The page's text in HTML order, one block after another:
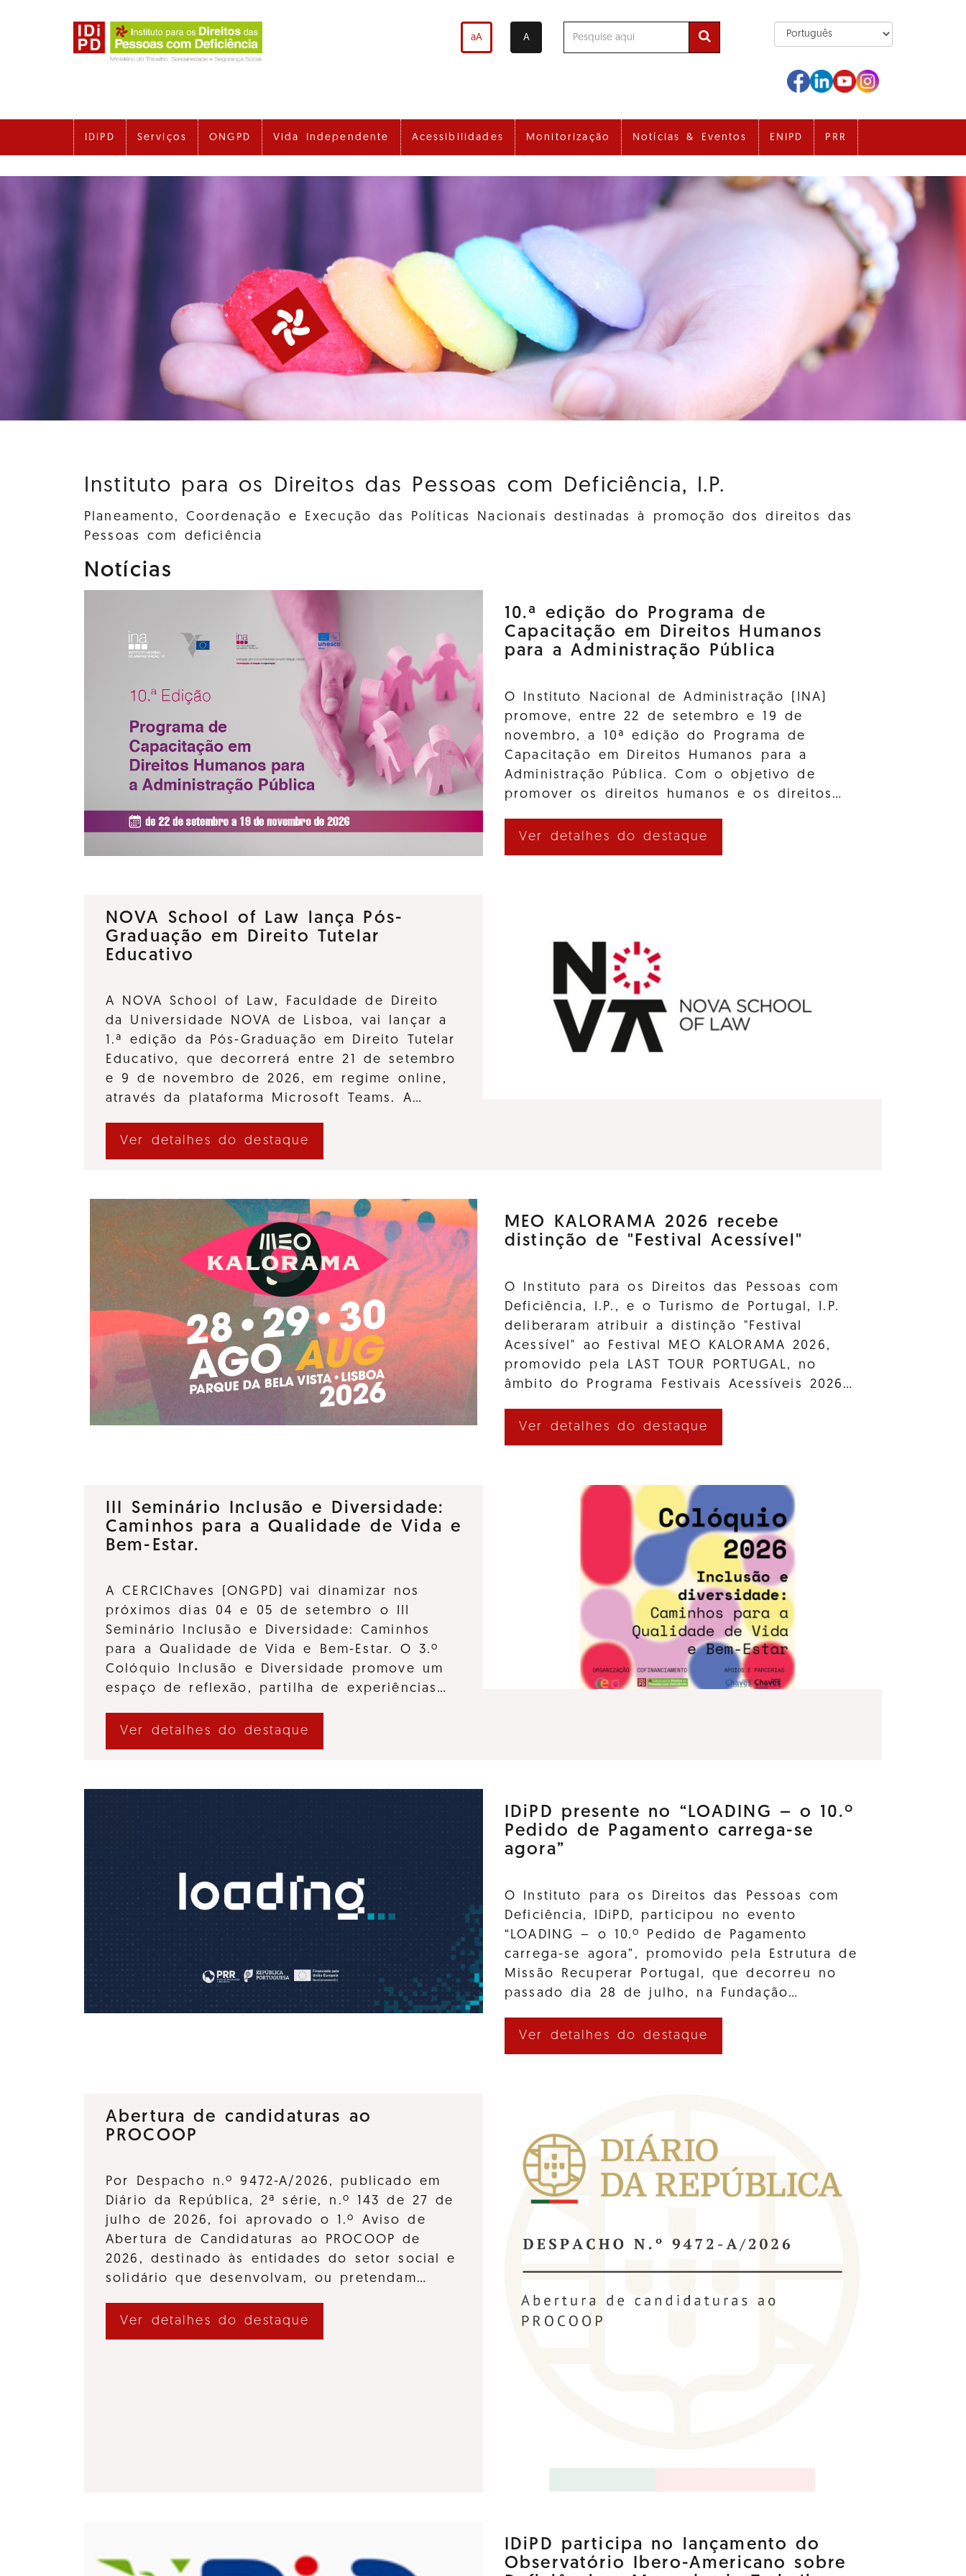
aA A
IDiPD Serviços ONGPD Vida Independente Acessibilidades Monitorização Notícias & Eventos ENIPD PRR
Instituto para os Direitos das Pessoas com Deficiência, I.P.
Planeamento, Coordenação e Execução das Políticas Nacionais destinadas à promoção dos direitos das
Pessoas com deficiência
Notícias
10.ª edição do Programa de
Capacitação em Direitos Humanos
para a Administração Pública
O Instituto Nacional de Administração (INA)
promove, entre 22 de setembro e 19 de
novembro, a 10ª edição do Programa de
Capacitação em Direitos Humanos para a
Administração Pública. Com o objetivo de
promover os direitos humanos e os direitos…
Ver detalhes do destaque
NOVA School of Law lança Pós-
Graduação em Direito Tutelar
Educativo
A NOVA School of Law, Faculdade de Direito
da Universidade NOVA de Lisboa, vai lançar a
1.ª edição da Pós-Graduação em Direito Tutelar
Educativo, que decorrerá entre 21 de setembro
e 9 de novembro de 2026, em regime online,
através da plataforma Microsoft Teams. A…
Ver detalhes do destaque
MEO KALORAMA 2026 recebe
distinção de "Festival Acessível"
O Instituto para os Direitos das Pessoas com
Deficiência, I.P., e o Turismo de Portugal, I.P.
deliberaram atribuir a distinção "Festival
Acessível" ao Festival MEO KALORAMA 2026,
promovido pela LAST TOUR PORTUGAL, no
âmbito do Programa Festivais Acessíveis 2026…
Ver detalhes do destaque
III Seminário Inclusão e Diversidade:
Caminhos para a Qualidade de Vida e
Bem-Estar.
A CERCIChaves (ONGPD) vai dinamizar nos
próximos dias 04 e 05 de setembro o III
Seminário Inclusão e Diversidade: Caminhos
para a Qualidade de Vida e Bem-Estar. O 3.º
Colóquio Inclusão e Diversidade promove um
espaço de reflexão, partilha de experiências…
Ver detalhes do destaque
IDiPD presente no “LOADING – o 10.º
Pedido de Pagamento carrega-se
agora”
O Instituto para os Direitos das Pessoas com
Deficiência, IDiPD, participou no evento
“LOADING – o 10.º Pedido de Pagamento
carrega-se agora”, promovido pela Estrutura de
Missão Recuperar Portugal, que decorreu no
passado dia 28 de julho, na Fundação…
Ver detalhes do destaque
Abertura de candidaturas ao
PROCOOP
Por Despacho n.º 9472-A/2026, publicado em
Diário da República, 2ª série, n.º 143 de 27 de
julho de 2026, foi aprovado o 1.º Aviso de
Abertura de Candidaturas ao PROCOOP de
2026, destinado às entidades do setor social e
solidário que desenvolvam, ou pretendam…
Ver detalhes do destaque
IDiPD participa no lançamento do
Observatório Ibero-Americano sobre